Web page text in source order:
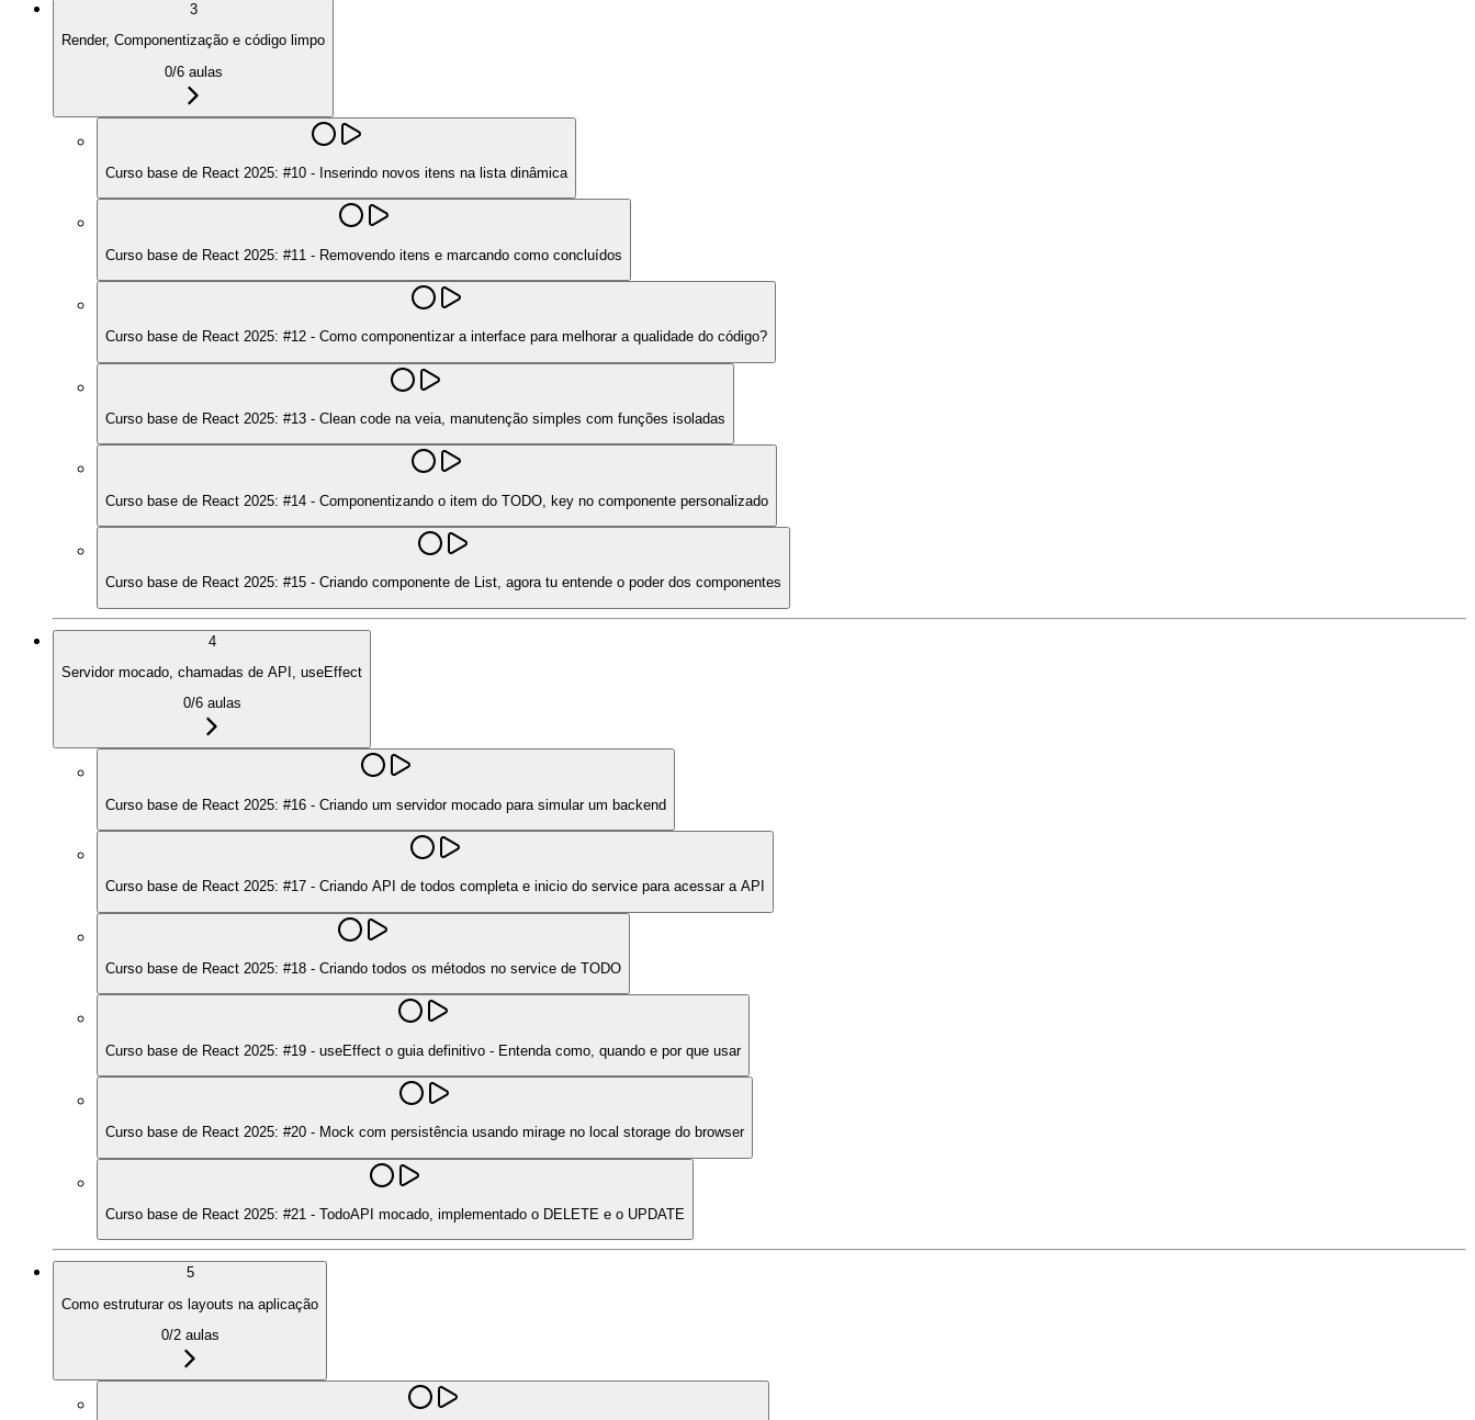
3
Render, Componentização e código limpo
0/6aulas
Curso base de React 2025: #10 - Inserindo novos itens na lista dinâmica
Curso base de React 2025: #11 - Removendo itens e marcando como concluídos
Curso base de React 2025: #12 - Como componentizar a interface para melhorar a qualidade do código?
Curso base de React 2025: #13 - Clean code na veia, manutenção simples com funções isoladas
Curso base de React 2025: #14 - Componentizando o item do TODO, key no componente personalizado
Curso base de React 2025: #15 - Criando componente de List, agora tu entende o poder dos componentes
4
Servidor mocado, chamadas de API, useEffect
0/6aulas
Curso base de React 2025: #16 - Criando um servidor mocado para simular um backend
Curso base de React 2025: #17 - Criando API de todos completa e inicio do service para acessar a API
Curso base de React 2025: #18 - Criando todos os métodos no service de TODO
Curso base de React 2025: #19 - useEffect o guia definitivo - Entenda como, quando e por que usar
Curso base de React 2025: #20 - Mock com persistência usando mirage no local storage do browser
Curso base de React 2025: #21 - TodoAPI mocado, implementado o DELETE e o UPDATE
5
Como estruturar os layouts na aplicação
0/2aulas